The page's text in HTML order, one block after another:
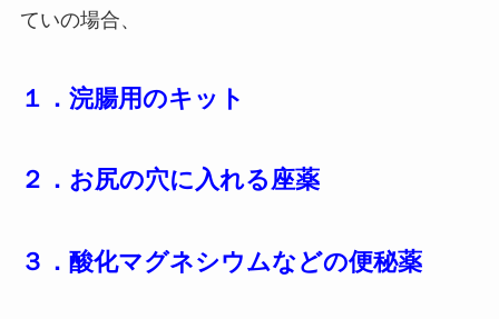
ていの場合、
１．浣腸用のキット
２．お尻の穴に入れる座薬
３．酸化マグネシウムなどの便秘薬